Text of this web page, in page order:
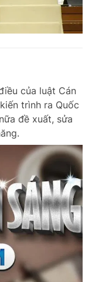
của luật Cán
trình ra Quốc
đề xuất, sửa